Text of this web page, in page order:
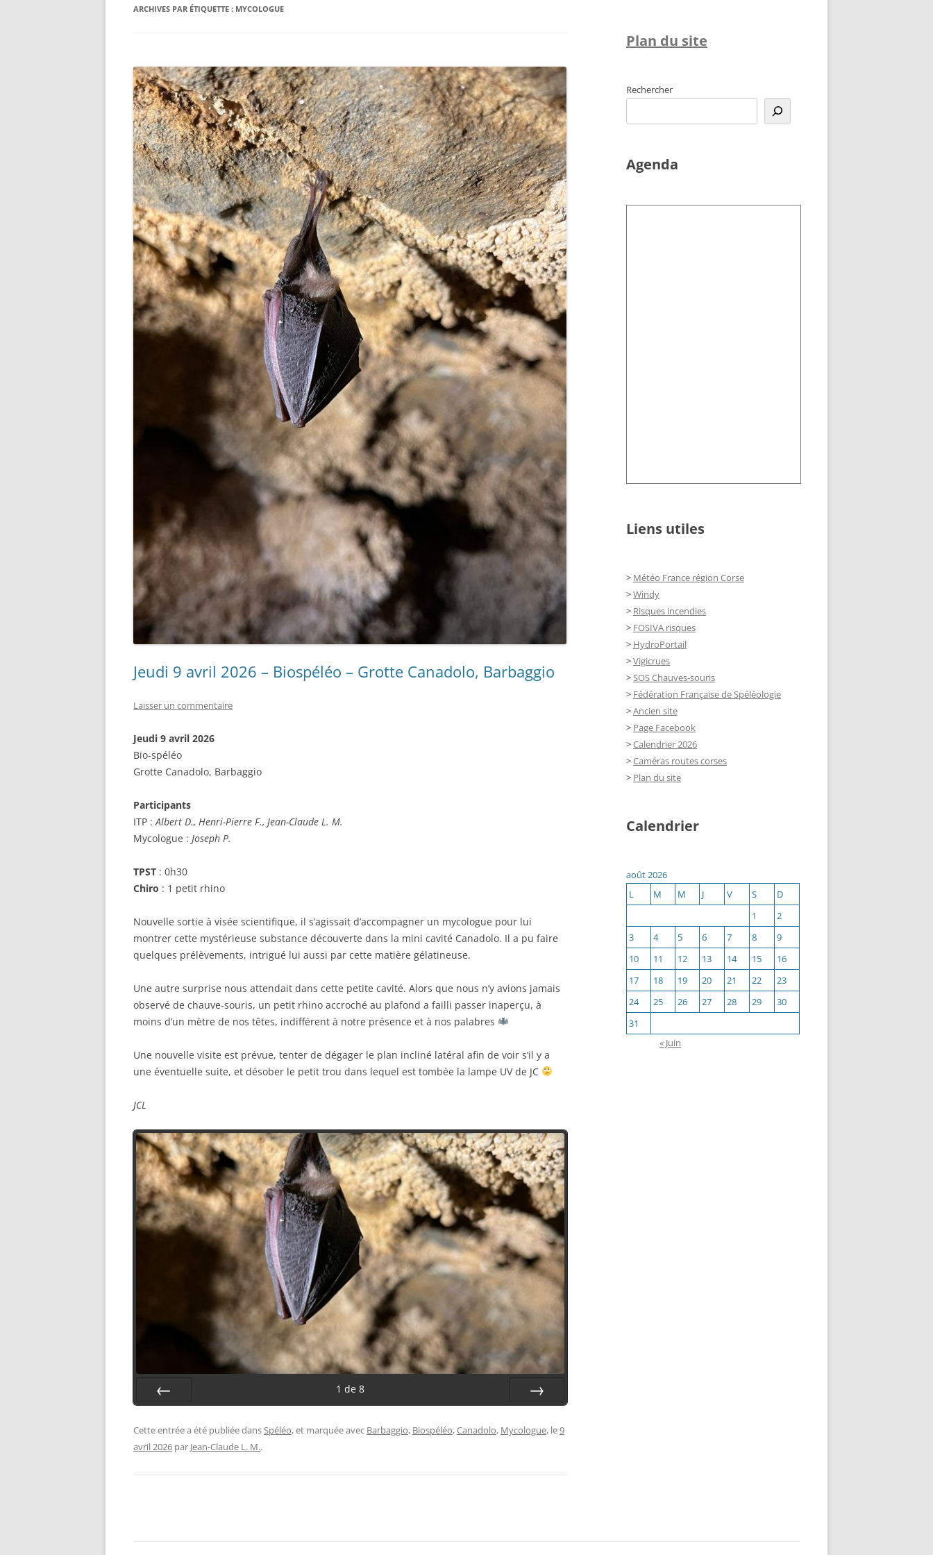
ARCHIVES PAR ÉTIQUETTE : MYCOLOGUE
Jeudi 9 avril 2026 – Biospéléo – Grotte Canadolo, Barbaggio
Laisser un commentaire
Jeudi 9 avril 2026
Bio-spéléo
Grotte Canadolo, Barbaggio
Participants
ITP :Albert D., Henri-Pierre F., Jean-Claude L. M.
Mycologue : Joseph P.
TPST : 0h30
Chiro : 1 petit rhino
Nouvelle sortie à visée scientifique, il s’agissait d’accompagner un mycologue pour lui
montrer cette mystérieuse substance découverte dans la mini cavité Canadolo. Il a pu faire
quelques prélèvements, intrigué lui aussi par cette matière gélatineuse.
Une autre surprise nous attendait dans cette petite cavité. Alors que nous n’y avions jamais
observé de chauve-souris, un petit rhino accroché au plafond a failli passer inaperçu, à
moins d’un mètre de nos têtes, indifférent à notre présence et à nos palabres
Une nouvelle visite est prévue, tenter de dégager le plan incliné latéral afin de voir s’il y a
une éventuelle suite, et désober le petit trou dans lequel est tombée la lampe UV de JC
JCL
1 de 8
Cette entrée a été publiée dansSpéléo, et marquée avec Barbaggio, Biospéléo,Canadolo, Mycologue, le9
avril 2026 par Jean-Claude L. M..
Plan du site
Rechercher
Agenda
Liens utiles
> Météo France région Corse
>Windy
> Risques incendies
> FOSIVA risques
> HydroPortail
>Vigicrues
>SOS Chauves-souris
> Fédération Française de Spéléologie
>Ancien site
> Page Facebook
>Calendrier 2026
>Caméras routes corses
> Plan du site
Calendrier
août 2026
L
M M J V S
D
1
2
3
4 5 6 7 8
9
10
11 12 13 14 15
16
17
18 19 20 21 22
23
24
25 26 27 28 29
30
31
« Juin